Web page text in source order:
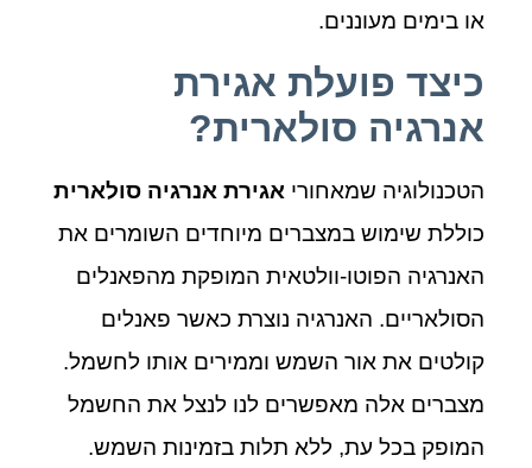
או בימים מעוננים.
כיצד פועלת אגירת
אנרגיה סולארית?
הטכנולוגיה שמאחורי אגירת אנרגיה סולארית
כוללת שימוש במצברים מיוחדים השומרים את
האנרגיה הפוטו-וולטאית המופקת מהפאנלים
הסולאריים. האנרגיה נוצרת כאשר פאנלים
קולטים את אור השמש וממירים אותו לחשמל.
מצברים אלה מאפשרים לנו לנצל את החשמל
המופק בכל עת, ללא תלות בזמינות השמש.